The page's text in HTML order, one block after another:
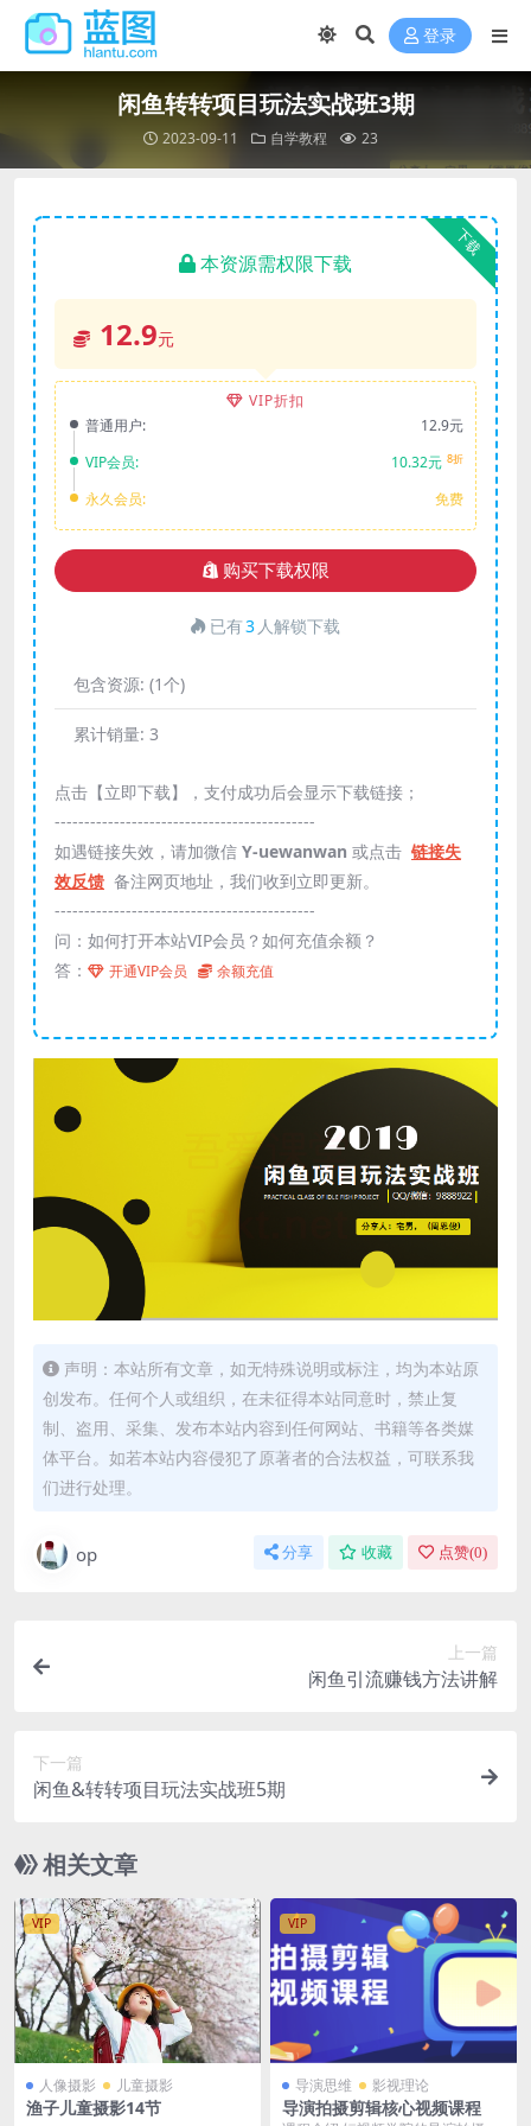
登录
闲鱼转转项目玩法实战班3期
2023-09-11 自学教程 23
下载
本资源需权限下载
12.9元
VIP折扣
普通用户:
12.9元
VIP会员:
10.32元 8折
永久会员: 免费
购买下载权限
已有3 人解锁下载
包含资源: (1个)
累计销量: 3
点击【立即下载】，支付成功后会显示下载链接；
--------------------------------------------
如遇链接失效，请加微信 Y-uewanwan 或点击 链接失
效反馈 备注网页地址，我们收到立即更新。
--------------------------------------------
问：如何打开本站VIP会员？如何充值余额？
答：
开通VIP会员 余额充值
声明：本站所有文章，如无特殊说明或标注，均为本站原
创发布。任何个人或组织，在未征得本站同意时，禁止复
制、盗用、采集、发布本站内容到任何网站、书籍等各类媒
体平台。如若本站内容侵犯了原著者的合法权益，可联系我
们进行处理。
op 分享 收藏 点赞(0)
上一篇
闲鱼引流赚钱方法讲解
下一篇
闲鱼&转转项目玩法实战班5期
相关文章
VIP
人像摄影 儿童摄影
渔子儿童摄影14节
VIP
导演思维 影视理论
导演拍摄剪辑核心视频课程